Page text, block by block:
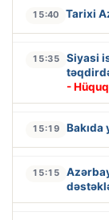
15:40 Tarixi
15:35
Siyasi
-
15:19
15:15